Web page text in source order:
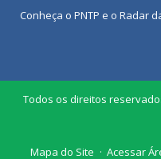
Conheça o PNTP e o Radar
Todos os direitos
Mapa do Site Acessar